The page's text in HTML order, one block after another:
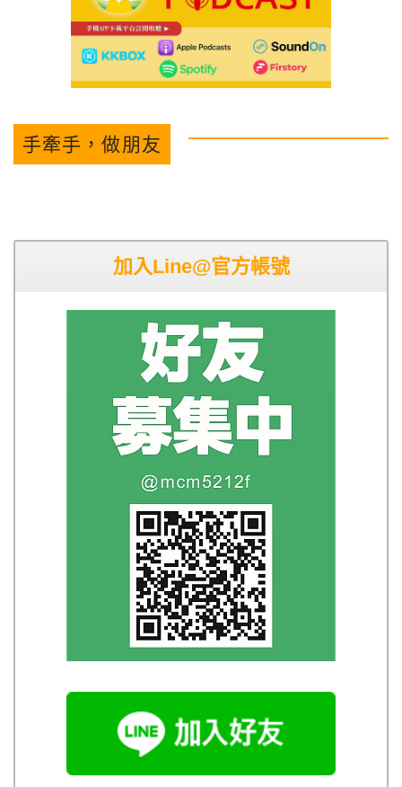
手牽手，做朋友
加入Line@官方帳號